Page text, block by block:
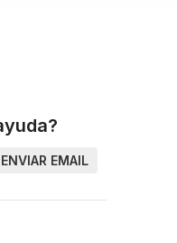
ENVIAR EMAIL